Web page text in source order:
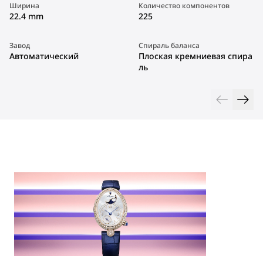
Ширина
22.4 mm
Количество компонентов
225
Завод
Автоматический
Спираль баланса
Плоская кремниевая спира
ль